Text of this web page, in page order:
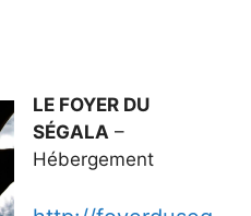
LE FOYER DU
SÉGALA –
Hébergement